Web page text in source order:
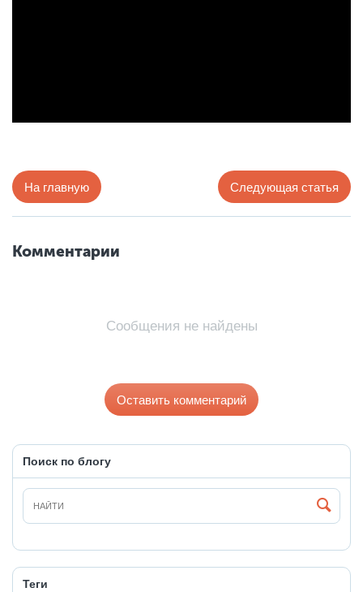
На главную Следующая статья
Комментарии
Сообщения не найдены
Оставить комментарий
Поиск по блогу
Теги